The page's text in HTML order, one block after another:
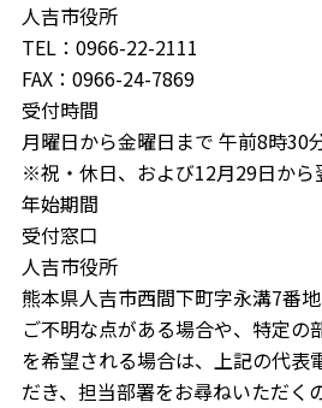
人吉市役所
TEL：0966-22-2111
FAX：0966-24-7869
受付時間
月曜日から金曜日まで 午前8時30
※祝・休日、および12月29日から
年始期間
受付窓口
人吉市役所
熊本県人吉市西間下町字永溝7番
ご不明な点がある場合や、特定の
を希望される場合は、上記の代表
だき、担当部署をお尋ねいただく